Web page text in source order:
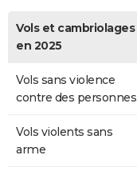
Vols et cambriolages
en 2025
Vols sans violence
contre des personnes
Vols violents sans
arme